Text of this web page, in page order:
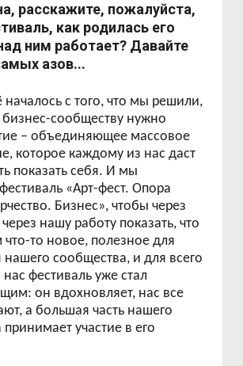
расскажите, пожалуйста,
как родилась его
ним работает? Давайте
азов...
началось с того, что мы решили,
сообществу нужно
– объединяющее массовое
которое каждому из нас даст
показать себя. И мы
«Арт-фест. Опора
Бизнес», чтобы через
нашу работу показать, что
то новое, полезное для
нашего сообщества, и для всего
фестиваль уже стал
он вдохновляет, нас все
а большая часть нашего
участие в его